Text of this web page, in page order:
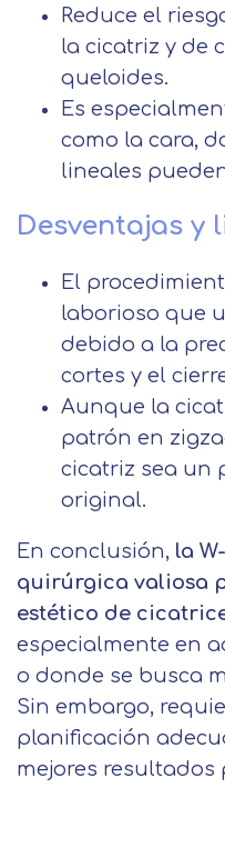
Reduce el
la cicatriz y de
queloides.
Es
como la cara,
lineales
Desventajas y
El
laborioso que
debido a la
cortes y el
Aunque la
patrón en
cicatriz sea un
original.
En conclusión, la
quirúrgica valiosa
estético de
especialmente en
o donde se busca
Sin embargo,
planificación
mejores resultados
Nombre
Apellido
Teléfono
Información
Protección de
Acepto el
finalidad
básica.
Información
Responsable
BUSINESS
Información
Legitimación
del tratamiento
finalidades
rectificar y
como otros
explica en la
Información
Acepto el
Utilizamos
para mejorar
relacionados con
mediante el
navegación. En
cookies, no
funcionalidades
Puede obtener
nuestrapolítica
Después de
mostrarle este